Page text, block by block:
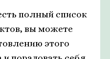
полный список
вы можете
этого